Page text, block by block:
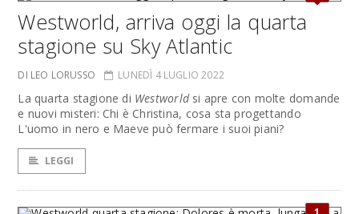
Westworld, arriva oggi la quarta
stagione su Sky Atlantic
DI LEO LORUSSO LUNEDÌ 4 LUGLIO 2022
La quarta stagione di Westworldsi apre con molte domande
e nuovi misteri: Chi è Christina, cosa sta progettando
L'uomo in nero e Maeve può fermare i suoi piani?
LEGGI